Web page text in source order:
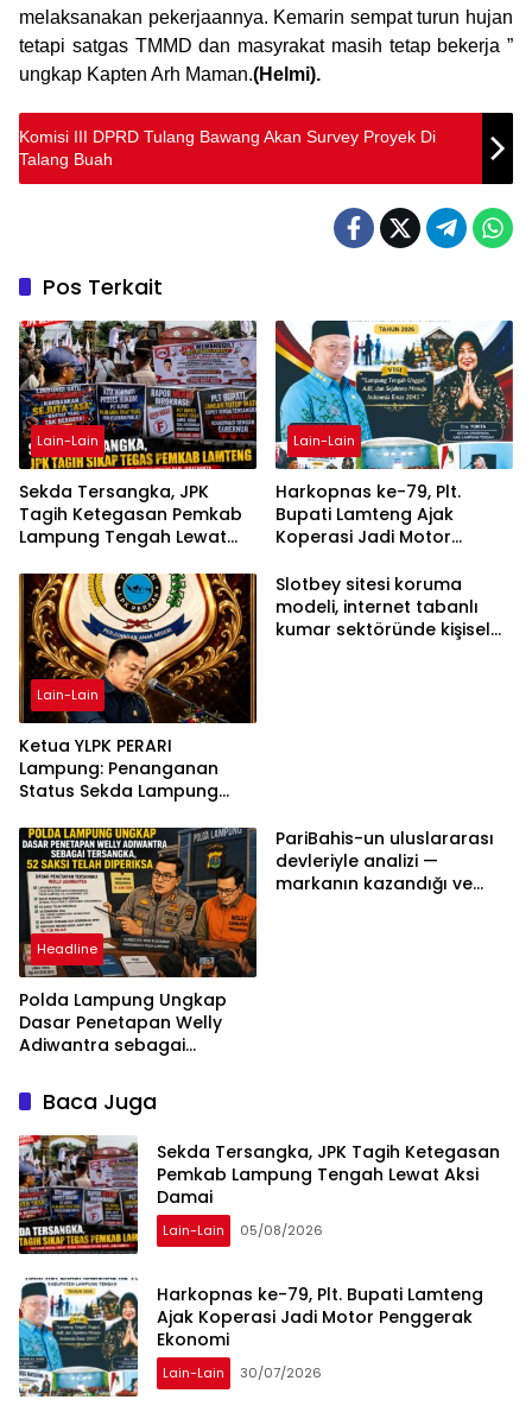
melaksanakan pekerjaannya. Kemarin sempat turun hujan
tetapi satgas TMMD dan masyrakat masih tetap bekerja ”
ungkap Kapten Arh Maman.(Helmi).
Komisi III DPRD Tulang Bawang Akan Survey Proyek Di
Talang Buah
Pos Terkait
Lain-Lain
Sekda Tersangka, JPK
Tagih Ketegasan Pemkab
Lampung Tengah Lewat
Lain-Lain
Harkopnas ke-79, Plt.
Bupati Lamteng Ajak
Koperasi Jadi Motor
Lain-Lain
Ketua YLPK PERARI
Lampung: Penanganan
Status Sekda Lampung
Berdasarkan Aturan,
Bukan Tekanan Opini
Slotbey sitesi koruma
modeli, internet tabanlı
kumar sektöründe kişisel
Headline
Polda Lampung Ungkap
Dasar Penetapan Welly
Adiwantra sebagai
Diperiksa
PariBahis-un uluslararası
devleriyle analizi —
markanın kazandığı ve
Baca Juga
Sekda Tersangka, JPK Tagih Ketegasan
Pemkab Lampung Tengah Lewat Aksi
Damai
Lain-Lain 05/08/2026
Harkopnas ke-79, Plt. Bupati Lamteng
Ajak Koperasi Jadi Motor Penggerak
Ekonomi
Lain-Lain 30/07/2026